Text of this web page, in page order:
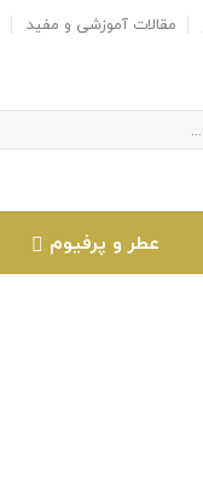
مقالات آموزشی و مفید
عطر و پرفیوم